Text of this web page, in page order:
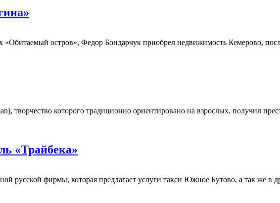
остров», Федор Бондарчук приобрел недвижимость Кемерово,
творчество которого традиционно ориентировано на взрослых, получил
«Трайбека»
русской фирмы, которая предлагает услуги такси Южное Бутово, а так же в